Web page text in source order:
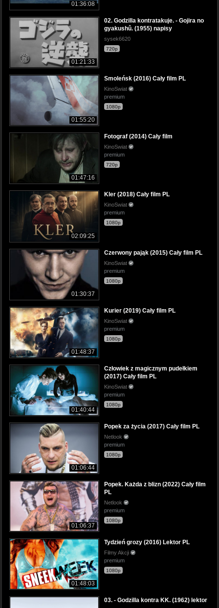
01:36:08
01:21:33
02. Godzilla kontratakuje. - Gojira no
gyakushû. (1955) napisy
sysek6620
720p
01:55:20
Smoleńsk (2016) Cały film PL
KinoSwiat
premium
1080p
01:47:16
Fotograf (2014) Cały film
KinoSwiat
premium
720p
02:09:25
Kler (2018) Cały film PL
KinoSwiat
premium
1080p
01:30:37
Czerwony pająk (2015) Cały film PL
KinoSwiat
premium
1080p
01:48:37
Kurier (2019) Cały film PL
KinoSwiat
premium
1080p
01:40:44
Człowiek z magicznym pudełkiem
(2017) Cały film PL
KinoSwiat
premium
1080p
01:06:44
Popek za życia (2017) Cały film PL
Netlook
premium
1080p
01:06:37
Popek. Każda z blizn (2022) Cały film
PL
Netlook
premium
1080p
01:48:03
Tydzień grozy (2016) Lektor PL
Filmy Akcji
premium
1080p
03. - Godzilla kontra KK. (1962) lektor